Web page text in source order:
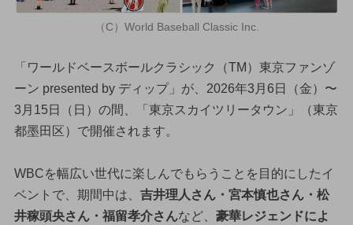
（C）World Baseball Classic Inc.
「ワールドベースボールクラシック（TM）東京ファンゾ
ーン presented by ディップ」が、2026年3月6日（金）〜
3月15日（日）の間、「東京スカイツリータウン」（東京
都墨田区）で開催されます。
WBCを幅広い世代に楽しんでもらうことを目的にしたイ
ベントで、期間中は、 吉井理人さん・宮本慎也さん・松
井稼頭央さん・福留孝介さんなど、 豪華レジェンドによ